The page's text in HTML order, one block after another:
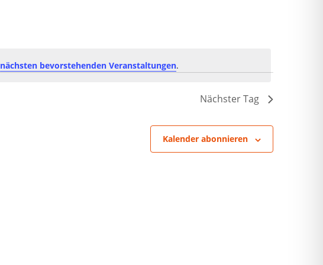
nächsten bevorstehenden Veranstaltungen.
Nächster Tag
Kalender abonnieren